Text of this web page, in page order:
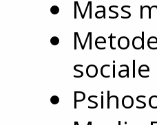
Mass
sociale